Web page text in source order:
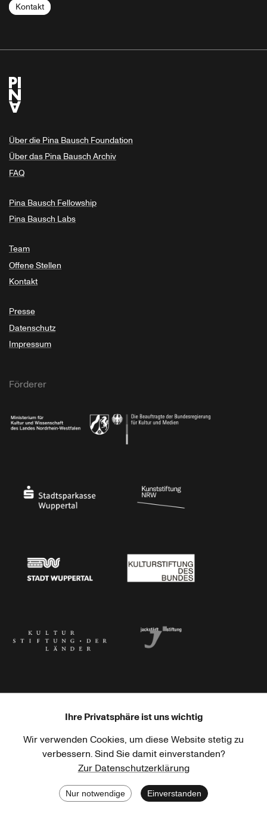
Kontakt
Über die Pina Bausch Foundation
Über das Pina Bausch Archiv
FAQ
Pina Bausch Fellowship
Pina Bausch Labs
Team
Offene Stellen
Kontakt
Presse
Datenschutz
Impressum
Förderer
Haus der Kulturen der Welt Goethe-Institut
Ihre Privatsphäre ist uns wichtig
Wir verwenden Cookies, um diese Website stetig zu
verbessern. Sind Sie damit einverstanden?
Zur Datenschutzerklärung
Nur notwendige Einverstanden